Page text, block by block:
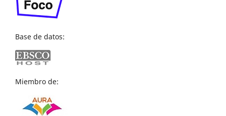
Base de datos:
Miembro de: